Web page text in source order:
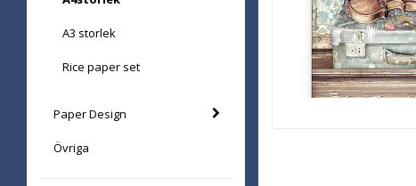
A3 storlek
Rice paper set
Paper Design
Övriga